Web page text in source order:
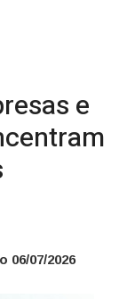
e
06/07/2026